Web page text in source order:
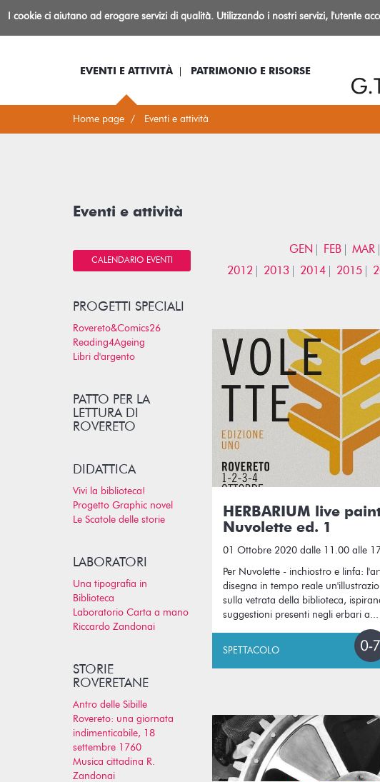
BibliotecaIo sono... Log-in Informazioni
EVENTI E ATTIVITÀ PATRIMONIO E RISORSE
Home page Eventi e attività
GEN FEB MAR
2012
2013 2014 2015
HERBARIUM live
Nuvolette ed. 1
01 Ottobre 2020 dalle 11.00 alle
Per Nuvolette - inchiostro e linfa:
disegna in tempo reale
sulla vetrata della biblioteca,
suggestioni presenti negli erbari a...
SPETTACOLO
Eventi e attività
CALENDARIO EVENTI
PROGETTI SPECIALI
Rovereto&Comics26
Reading4Ageing
Libri d'argento
PATTO PER LA
LETTURA DI
ROVERETO
DIDATTICA
Vivi la biblioteca!
Progetto Graphic novel
Le Scatole delle storie
LABORATORI
Una tipografia in
Biblioteca
Laboratorio Carta a mano
Riccardo Zandonai
STORIE
ROVERETANE
Antro delle Sibille
Rovereto: una giornata
indimenticabile, 18
settembre 1760
Musica cittadina R.
Zandonai
I cookie ci aiutano ad erogare servizi di qualità. Utilizzando i nostri servizi, l'utente